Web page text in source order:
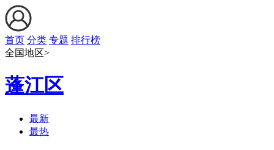
首页 分类 专题 排行榜
全国地区>
蓬江区
最新
最热